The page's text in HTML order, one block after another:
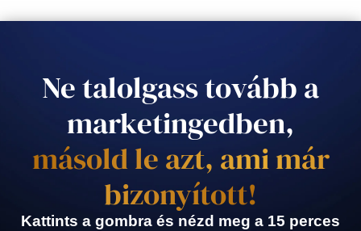
Ne talolgass tovább a
marketingedben,
másold le azt, ami már
bizonyított!
Kattints a gombra és nézd meg a 15 perces